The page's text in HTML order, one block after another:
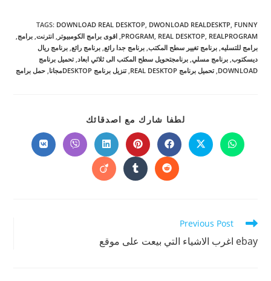
TAGS: DOWNLOAD REAL DESKTOP, DWONLOAD REALDESKTP, FUNNY
PROGRAM, REAL DESKTOP, REALPROGRAM
, اقوى برامج الكومبيوتر , انترنت, برامج,
برامج للتسليه, برنامج تغيير سطح المكتب, برنامج جدا رائع, برنامج رائع, برنامج ريال
ديسكتوب, برنامج مسلي, برنامجتحويل سطح المكتب الى ثلاثي ابعاد, تحميل برنامج
DOWNLOAD
, تحميل برنامج REAL DESKTOP , تنزيل برنامج DESKTOPمجانا , حمل برامج
لطفا شارك مع اصدقائك
THIS
CONTENT
Opens
in
Opens
in
window
Opens
in
a
new
window
Opens
in
a
new
window
Opens
in
a
new
window
Opens
in
Opens
in
Opens
in
Opens
in
Opens
in
Read
more
articles
Previous Post
ebay اغرب الاشياء التي بيعت على موقع